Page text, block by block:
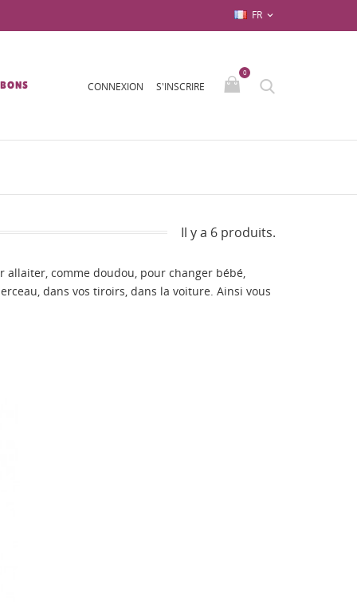
FR 
CONNEXION S'INSCRIRE
0
Il y a 6 produits.
allaiter, comme doudou, pour changer bébé,
dans vos tiroirs, dans la voiture. Ainsi vous